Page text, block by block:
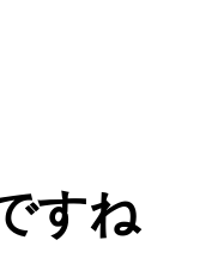
トレード（株）の損益”
すね